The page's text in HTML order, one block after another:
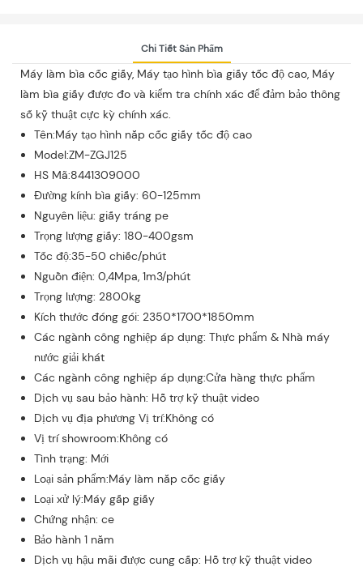
Chi Tiết Sản Phẩm
Máy làm bìa cốc giấy, Máy tạo hình bìa giấy tốc độ cao, Máy
làm bìa giấy được đo và kiểm tra chính xác để đảm bảo thông
số kỹ thuật cực kỳ chính xác.
Tên:Máy tạo hình nắp cốc giấy tốc độ cao
Model:ZM-ZGJ125
HS Mã:8441309000
Đường kính bìa giấy: 60-125mm
Nguyên liệu: giấy tráng pe
Trọng lượng giấy: 180-400gsm
Tốc độ:35-50 chiếc/phút
Nguồn điện: 0,4Mpa, 1m3/phút
Trọng lượng: 2800kg
Kích thước đóng gói: 2350*1700*1850mm
Các ngành công nghiệp áp dụng: Thực phẩm & Nhà máy
nước giải khát
Các ngành công nghiệp áp dụng:Cửa hàng thực phẩm
Dịch vụ sau bảo hành: Hỗ trợ kỹ thuật video
Dịch vụ địa phương Vị trí:Không có
Vị trí showroom:Không có
Tình trạng: Mới
Loại sản phẩm:Máy làm nắp cốc giấy
Loại xử lý:Máy gấp giấy
Chứng nhận: ce
Bảo hành 1 năm
Dịch vụ hậu mãi được cung cấp: Hỗ trợ kỹ thuật video